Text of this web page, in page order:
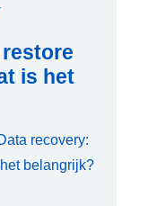
is het
recovery:
belangrijk?